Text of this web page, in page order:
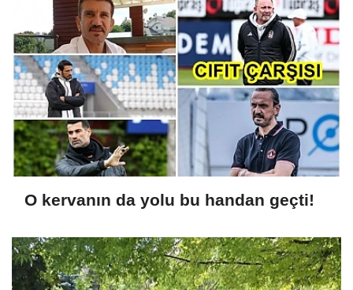
O kervanın da yolu bu handan geçti!